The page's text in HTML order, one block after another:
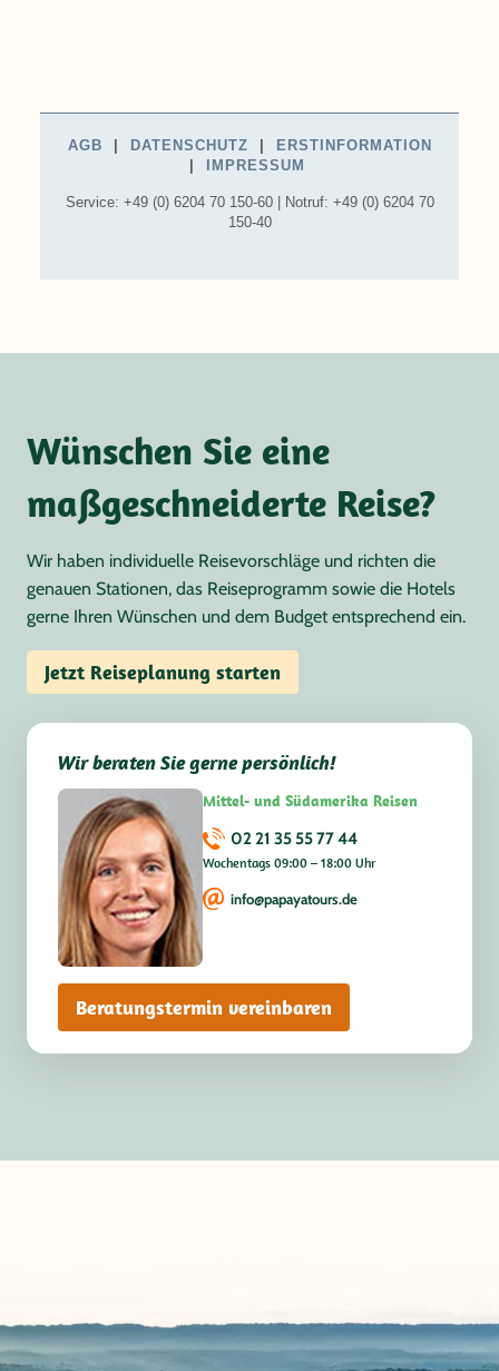
Wünschen Sie eine
maßgeschneiderte Reise?
Wir haben individuelle Reisevorschläge und richten die
genauen Stationen, das Reiseprogramm sowie die Hotels
gerne Ihren Wünschen und dem Budget entsprechend ein.
Jetzt Reiseplanung starten
Wir beraten Sie gerne persönlich!
Mittel- und Südamerika Reisen
02 21 35 55 77 44
Wochentags 09:00 – 18:00 Uhr
info@papayatours.de
Beratungstermin vereinbaren